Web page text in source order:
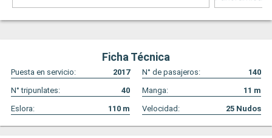
Ficha Técnica
Puesta en servicio: 2017 N° de pasajeros:
140
N° tripunlates:
40 Manga: 11 m
Eslora:
110 m Velocidad: 25 Nudos